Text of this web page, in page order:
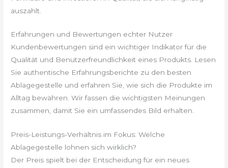
auszahlt.
Erfahrungen und Bewertungen echter Nutzer
Kundenbewertungen sind ein wichtiger Indikator für die
Qualität und Benutzerfreundlichkeit eines Produkts. Lesen
Sie authentische Erfahrungsberichte zu den besten
Ablagegestelle und erfahren Sie, wie sich die Produkte im
Alltag bewähren. Wir fassen die wichtigsten Meinungen
zusammen, damit Sie ein umfassendes Bild erhalten.
Preis-Leistungs-Verhältnis im Fokus: Welche
Ablagegestelle lohnen sich wirklich?
Der Preis spielt bei der Entscheidung für ein neues